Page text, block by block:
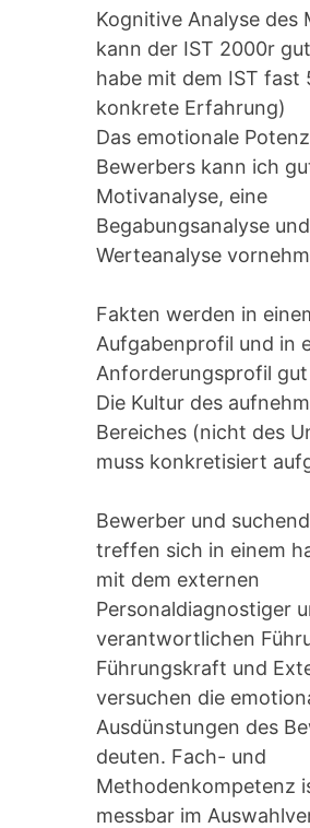
Kognitive Analyse des
kann der IST 2000r
habe mit dem IST fast
konkrete Erfahrung)
Das emotionale
Bewerbers kann ich
Motivanalyse, eine
Begabungsanalyse
Werteanalyse
Fakten werden in
Aufgabenprofil und in
Anforderungsprofil
Die Kultur des
Bereiches (nicht des
muss konkretisiert
Bewerber und
treffen sich in einem
mit dem externen
Personaldiagnostiger
verantwortlichen
Führungskraft und
versuchen die
Ausdünstungen des
deuten. Fach- und
Methodenkompetenz
messbar im